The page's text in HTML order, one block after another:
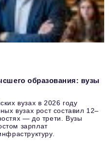
образования: вузы
вузах в 2026 году
вузах рост составил 12–
— до трети. Вузы
зарплат